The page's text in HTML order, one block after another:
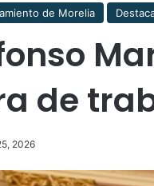
de Morelia
de
2026